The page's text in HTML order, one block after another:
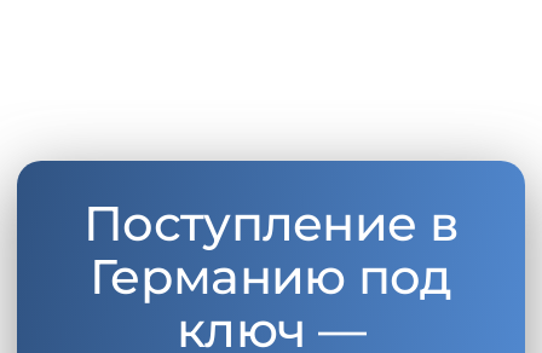
Поступление в
Германию под
ключ —